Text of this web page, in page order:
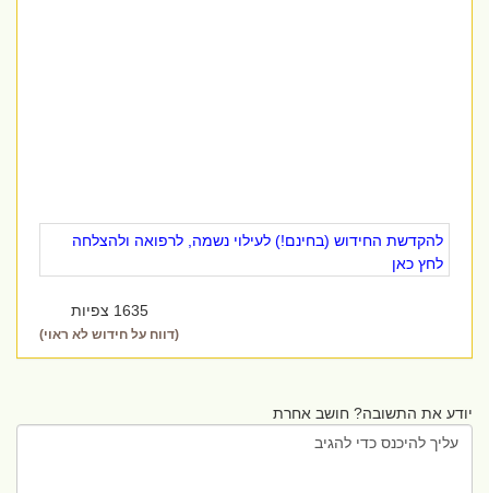
להקדשת החידוש (בחינם!) לעילוי נשמה, לרפואה ולהצלחה
לחץ כאן
1635 צפיות
(דווח על חידוש לא ראוי)
יודע את התשובה? חושב אחרת